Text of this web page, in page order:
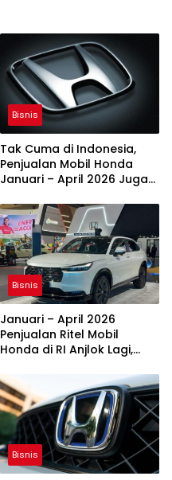
Bisnis
Tak Cuma di Indonesia,
Penjualan Mobil Honda
Januari – April 2026 Juga
Bisnis
Januari – April 2026
Penjualan Ritel Mobil
Honda di RI Anjlok Lagi,
Bisnis